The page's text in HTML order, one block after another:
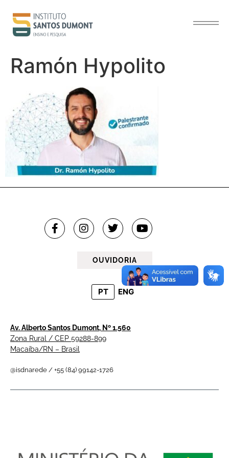
conteúdo
Ramón Hypolito
OUVIDORIA
PT ENG
Av. Alberto Santos Dumont, Nº 1.560
Zona Rural / CEP 59288-899
Macaíba/RN – Brasil
@isdnarede / +55 (84) 99142-1726